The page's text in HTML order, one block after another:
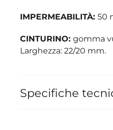
IMPERMEABILITÀ: 50
CINTURINO: gomma
Larghezza: 22/20 mm.
Specifiche